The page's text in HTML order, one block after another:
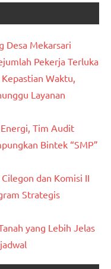
Desa Mekarsari
Pekerja Terluka
Waktu,
Layanan
Tim Audit
Bintek “SMP”
dan Komisi II
Strategis
yang Lebih Jelas